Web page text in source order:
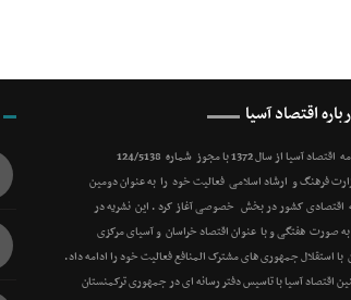
اقتصاد آسیا
آسیا از سال 1372 با مجوز شماره 124/5138
فرهنگ و ارشاد اسلامی فعالیت خود را به عنوان دومین
اقتصادی کشور در بخش خصوصی آغاز کرد . این نشریه در
به صورت هفتگی و با عنوان اقتصاد خراسان و آسیای مرکزی
با استقلال جمهوری های مشترک المنافع فعالیت خود را ادامه داد.
اقتصاد آسیا با تاسیس دفتر رسانه ای در جمهوری ترکمنستان